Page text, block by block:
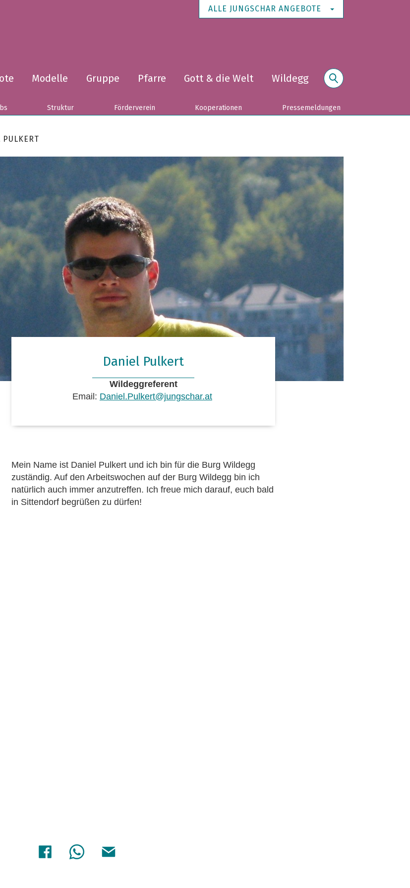
ALLE JUNGSCHAR ANGEBOTE
Modelle Gruppe Pfarre Gott & die Welt Wildegg
Struktur Förderverein Kooperationen Pressemeldungen
PULKERT
Daniel Pulkert
Wildeggreferent
Email: Daniel.Pulkert@jungschar.at
Mein Name ist Daniel Pulkert und ich bin für die Burg Wildegg
zuständig. Auf den Arbeitswochen auf der Burg Wildegg bin ich
natürlich auch immer anzutreffen. Ich freue mich darauf, euch bald
in Sittendorf begrüßen zu dürfen!